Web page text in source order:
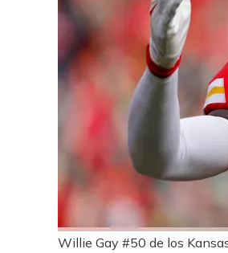
Willie Gay #50 de los